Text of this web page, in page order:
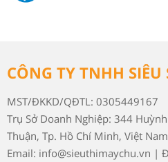
CÔNG TY TNHH SIÊU
MST/ĐKKD/QĐTL: 0305449167
Trụ Sở Doanh Nghiệp: 344
Thuận, Tp. Hồ Chí Minh, Việt Nam
Email: info@sieuthimaychu.vn |